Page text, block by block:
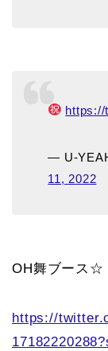
— U-
11, 2022
OH舞ブース☆
https://